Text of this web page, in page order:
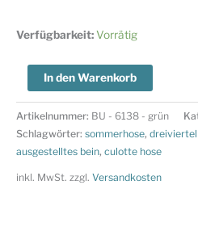
Verfügbarkeit:Vorrätig
Burda
Style
Schnittmuster
Nr.
6138
-
In den Warenkorb
Artikelnummer: BU - 6138 - grün
Schlagwörter: sommerhose, dreiviertel
ausgestelltes bein, culotte hose
inkl. MwSt. zzgl. Versandkosten